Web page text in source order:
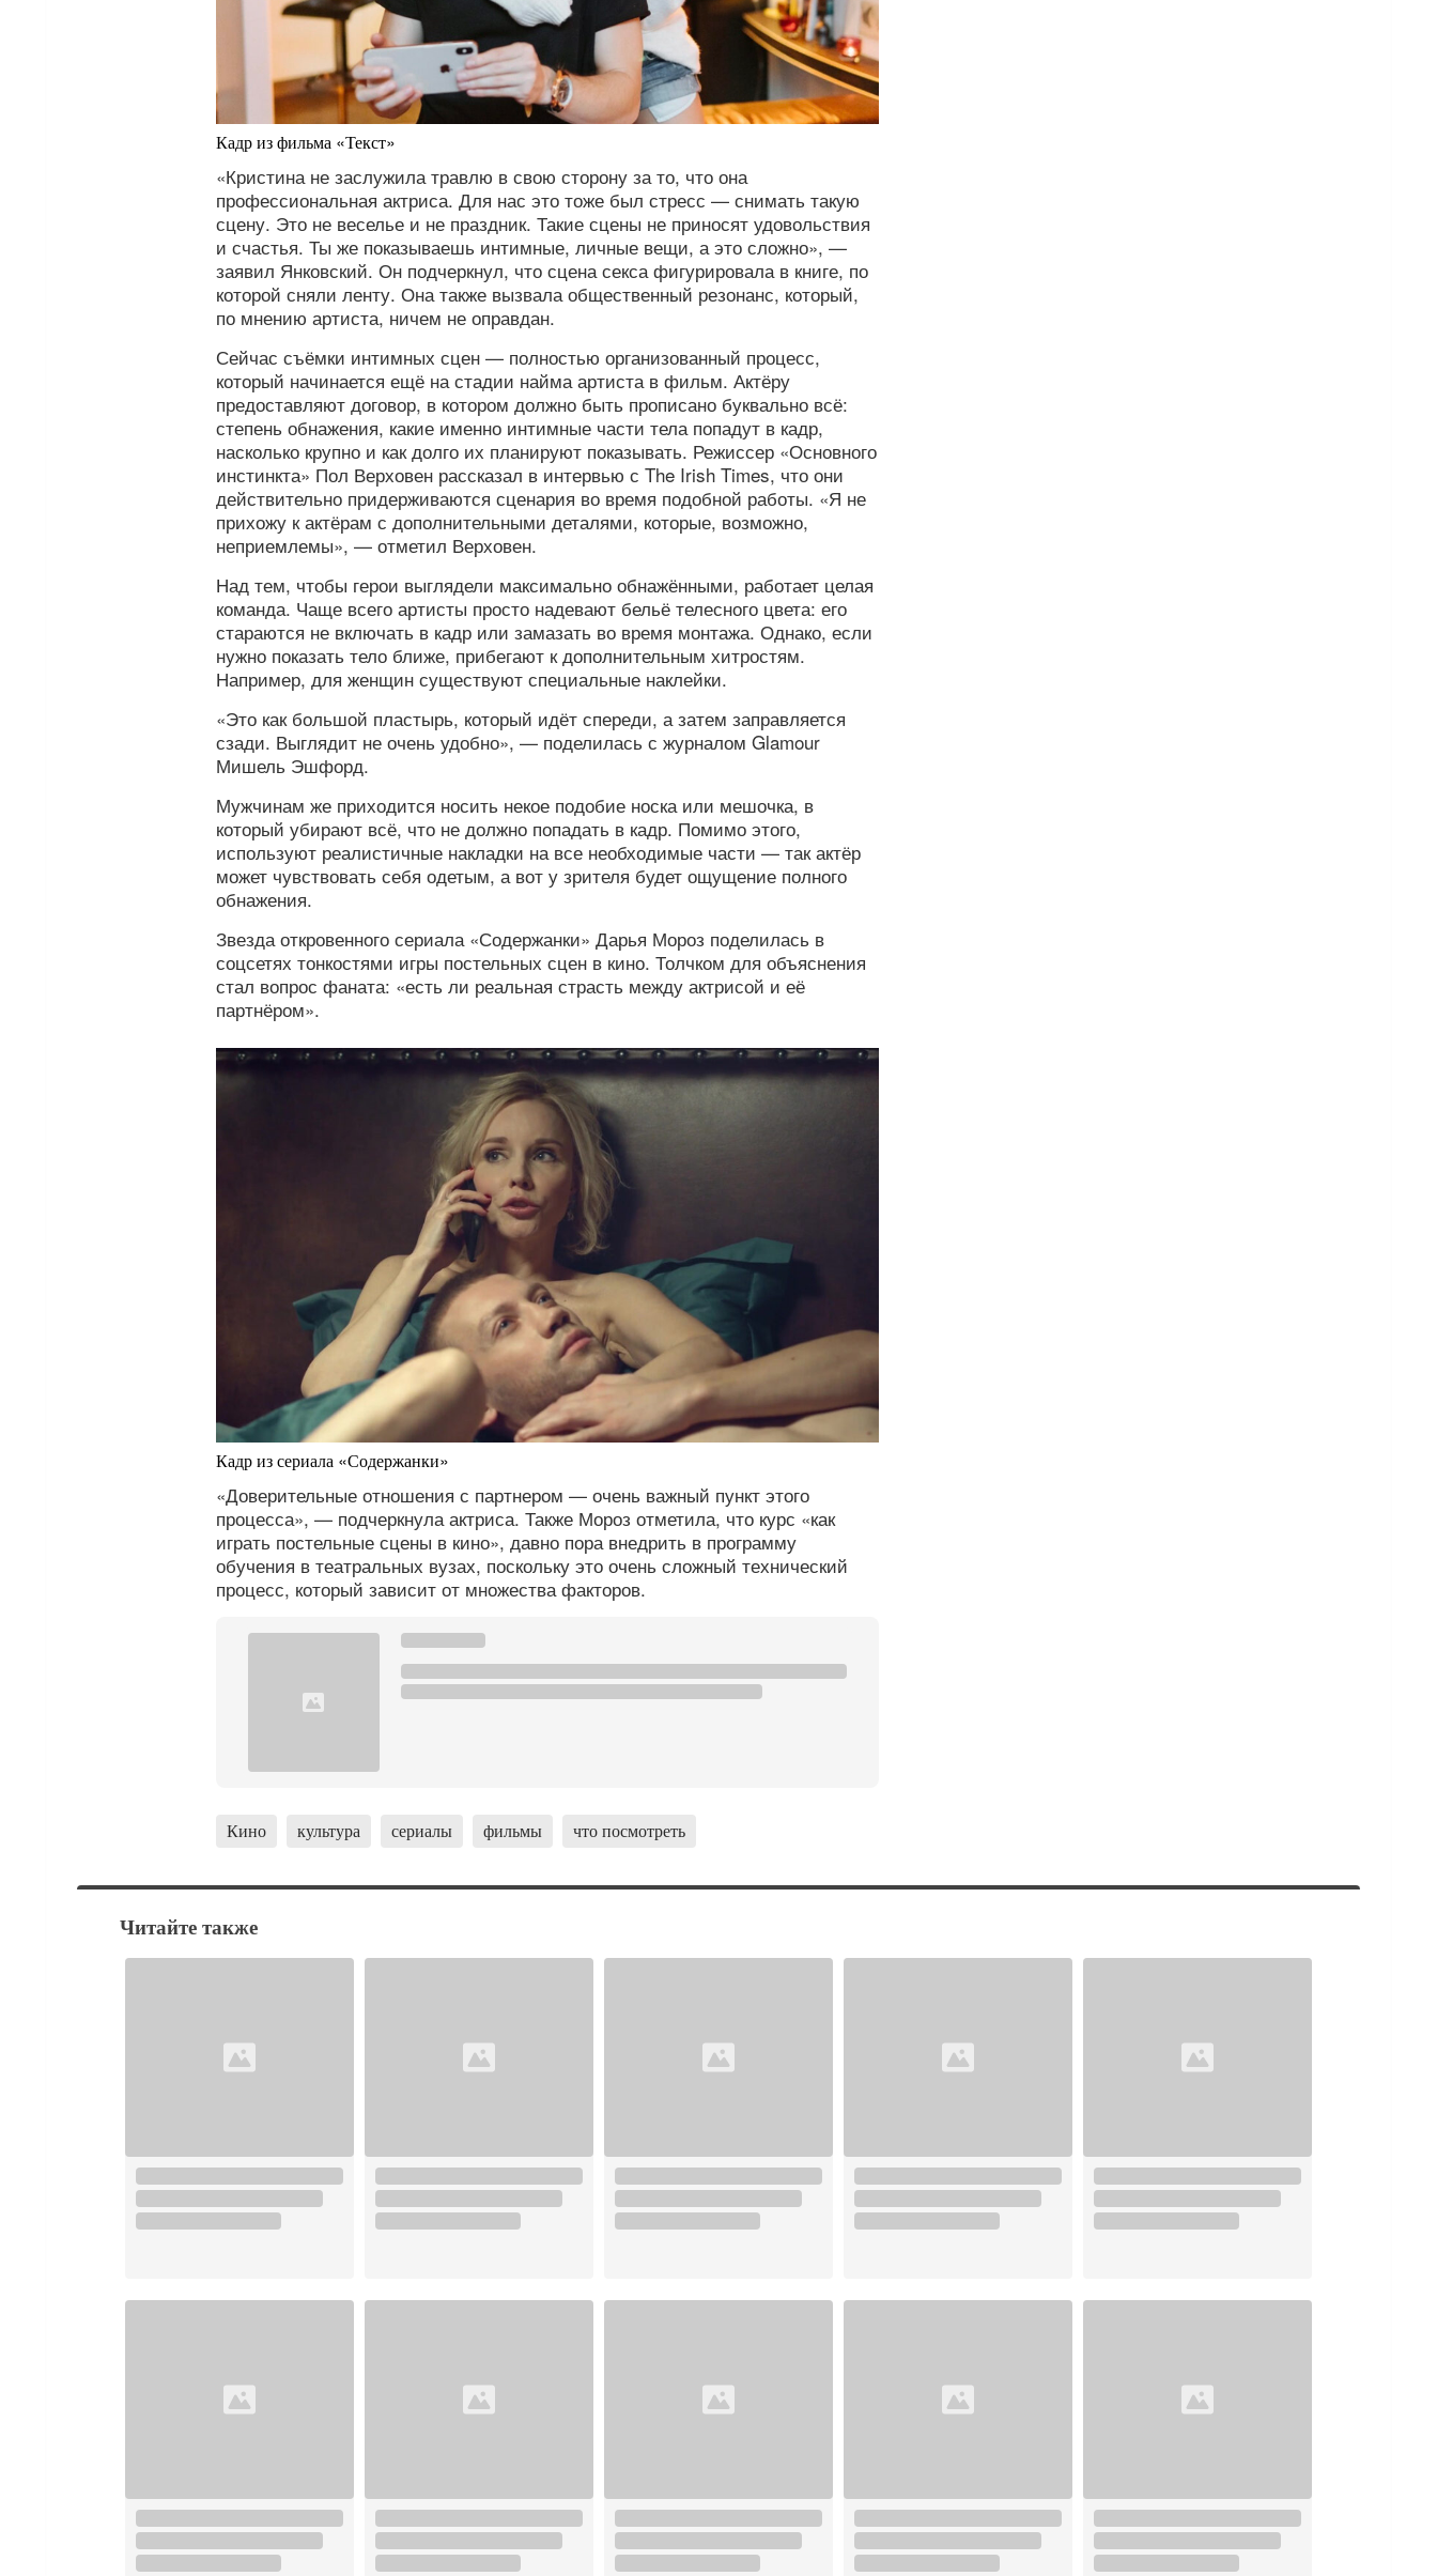
Кадр из фильма «Текст»
«Кристина не заслужила травлю в свою сторону за то, что она
профессиональная актриса. Для нас это тоже был стресс — снимать такую
сцену. Это не веселье и не праздник. Такие сцены не приносят удовольствия
и счастья. Ты же показываешь интимные, личные вещи, а это сложно», —
заявил Янковский. Он подчеркнул, что сцена секса фигурировала в книге, по
которой сняли ленту. Она также вызвала общественный резонанс, который,
по мнению артиста, ничем не оправдан.
Сейчас съёмки интимных сцен — полностью организованный процесс,
который начинается ещё на стадии найма артиста в фильм. Актёру
предоставляют договор, в котором должно быть прописано буквально всё:
степень обнажения, какие именно интимные части тела попадут в кадр,
насколько крупно и как долго их планируют показывать. Режиссер «Основного
инстинкта» Пол Верховен рассказал в интервью с The Irish Times, что они
действительно придерживаются сценария во время подобной работы. «Я не
прихожу к актёрам с дополнительными деталями, которые, возможно,
неприемлемы», — отметил Верховен.
Над тем, чтобы герои выглядели максимально обнажёнными, работает целая
команда. Чаще всего артисты просто надевают бельё телесного цвета: его
стараются не включать в кадр или замазать во время монтажа. Однако, если
нужно показать тело ближе, прибегают к дополнительным хитростям.
Например, для женщин существуют специальные наклейки.
«Это как большой пластырь, который идёт спереди, а затем заправляется
сзади. Выглядит не очень удобно», — поделилась с журналом Glamour
Мишель Эшфорд.
Мужчинам же приходится носить некое подобие носка или мешочка, в
который убирают всё, что не должно попадать в кадр. Помимо этого,
используют реалистичные накладки на все необходимые части — так актёр
может чувствовать себя одетым, а вот у зрителя будет ощущение полного
обнажения.
Звезда откровенного сериала «Содержанки» Дарья Мороз поделилась в
соцсетях тонкостями игры постельных сцен в кино. Толчком для объяснения
стал вопрос фаната: «есть ли реальная страсть между актрисой и её
партнёром».
Кадр из сериала «Содержанки»
«Доверительные отношения с партнером — очень важный пункт этого
процесса», — подчеркнула актриса. Также Мороз отметила, что курс «как
играть постельные сцены в кино», давно пора внедрить в программу
обучения в театральных вузах, поскольку это очень сложный технический
процесс, который зависит от множества факторов.
Кино культура сериалы фильмы что посмотреть
Читайте также